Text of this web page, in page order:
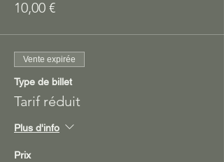
10,00 €
Vente expirée
Type de billet
Tarif réduit
Plus d'info
Prix